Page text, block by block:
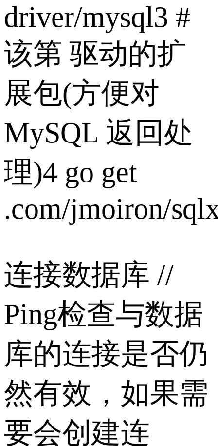
driver/mysql3 #
该第 驱动的扩
展包(方便对
MySQL 返回处
理)4 go get
.com/jmoiron/
连接数据库 //
Ping检查与数据
库的连接是否仍
然有效，如果需
要会创建连